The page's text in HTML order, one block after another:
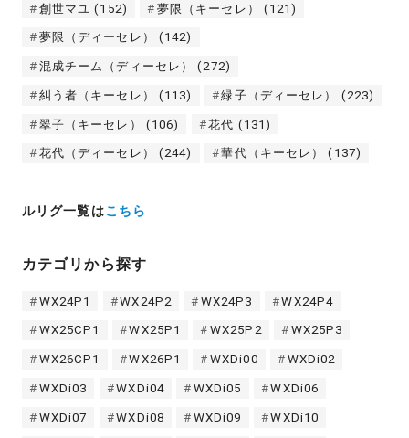
創世マユ (152) 夢限（キーセレ） (121)
夢限（ディーセレ） (142)
混成チーム（ディーセレ） (272)
糾う者（キーセレ） (113) 緑子（ディーセレ） (223)
翠子（キーセレ） (106) 花代 (131)
花代（ディーセレ） (244) 華代（キーセレ） (137)
ルリグ一覧はこちら
カテゴリから探す
WX24P1 WX24P2 WX24P3 WX24P4
WX25CP1 WX25P1 WX25P2 WX25P3
WX26CP1 WX26P1 WXDi00 WXDi02
WXDi03 WXDi04 WXDi05 WXDi06
WXDi07 WXDi08 WXDi09 WXDi10